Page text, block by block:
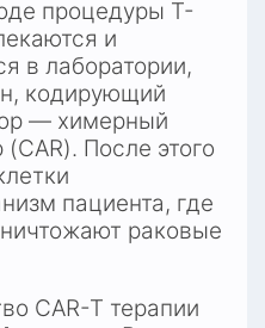
процедуры Т-
и
в лаборатории,
кодирующий
— химерный
После этого
пациента, где
раковые
CAR-T терапии